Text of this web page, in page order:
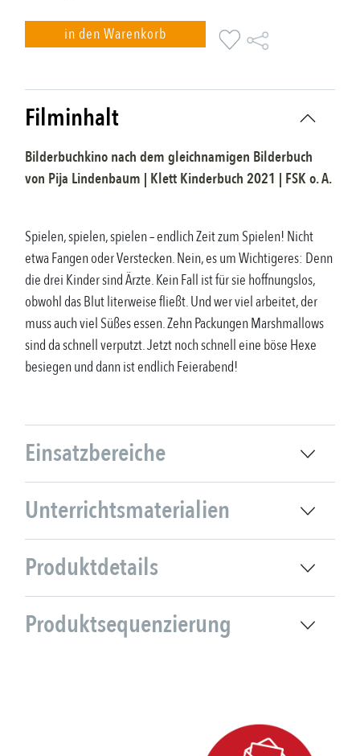
in den Warenkorb
Filminhalt
Bilderbuchkino nach dem gleichnamigen Bilderbuch
von Pija Lindenbaum | Klett Kinderbuch 2021 | FSKo. A.
Spielen, spielen, spielen – endlich Zeit zum Spielen! Nicht
etwa Fangen oder Verstecken. Nein, es um Wichtigeres: Denn
die drei Kinder sind Ärzte. Kein Fall ist für sie hoffnungslos,
obwohl das Blut literweise fließt. Und wer viel arbeitet, der
muss auch viel Süßes essen. Zehn Packungen Marshmallows
sind da schnell verputzt. Jetzt noch schnell eine böse Hexe
besiegen und dann ist endlich Feierabend!
Einsatzbereiche
Unterrichtsmaterialien
Produktdetails
Produktsequenzierung